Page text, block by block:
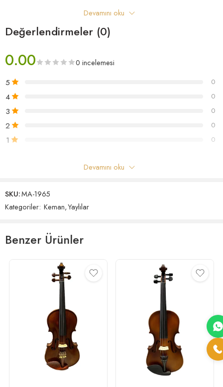
Her notada gelen tını dinyeyicileri büyüler.
Devamını oku
Değerlendirmeler (0)
0.00 0 incelemesi
5 0
4 0
3 0
2 0
1 0
“Amado El Yapımı Keman – MA-1965” için ilk yorum yapan siz
olun
Yorumlar
Henüz hiç yorum yok.
Devamını oku
SKU:MA-1965
Kategoriler: Keman,Yaylılar
Benzer Ürünler